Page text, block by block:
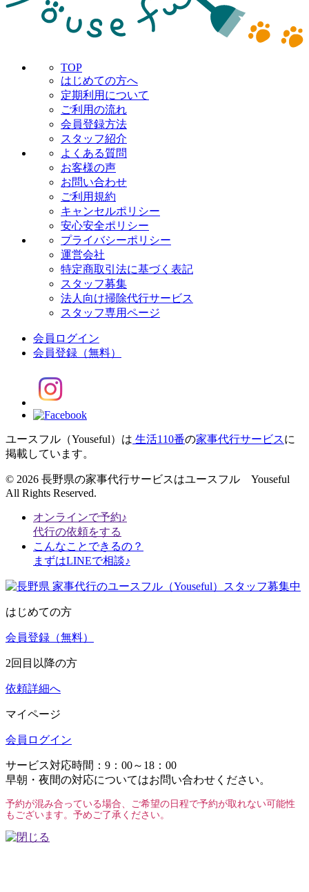
TOP
はじめての方へ
定期利用について
ご利用の流れ
会員登録方法
スタッフ紹介
よくある質問
お客様の声
お問い合わせ
ご利用規約
キャンセルポリシー
安心安全ポリシー
プライバシーポリシー
運営会社
特定商取引法に基づく表記
スタッフ募集
法人向け掃除代行サービス
スタッフ専用ページ
会員ログイン
会員登録 （無料）
ユースフル（Youseful）は 生活110番の家事代行サービスに
掲載しています。
© 2026 長野県の家事代行サービスはユースフル Youseful
All Rights Reserved.
オンラインで予約♪
代行の依頼をする
こんなことできるの？
まずはLINEで相談♪
はじめての方
会員登録（無料）
2回目以降の方
依頼詳細へ
マイページ
会員ログイン
サービス対応時間：9：00～18：00
早朝・夜間の対応についてはお問い合わせください。
予約が混み合っている場合、ご希望の日程で予約が取れない可能性
もございます。予めご了承ください。